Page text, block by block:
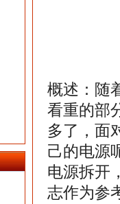
概述：随
看重的部
多了，面
己的电源
电源拆开
志作为参